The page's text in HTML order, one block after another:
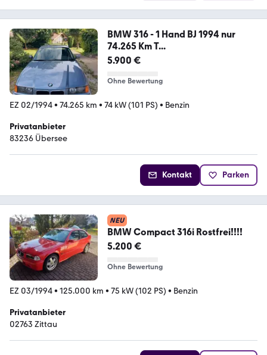
BMW 316 - 1 Hand BJ 1994 nur
74.265 Km T...
5.900 €
Ohne Bewertung
EZ 02/1994• 74.265 km • 74 kW (101 PS) • Benzin
Privatanbieter
83236 Übersee
Kontakt Parken
NEU
BMW Compact 316i Rostfrei!!!!
5.200 €
Ohne Bewertung
EZ 03/1994• 125.000 km • 75 kW (102 PS) • Benzin
Privatanbieter
02763 Zittau